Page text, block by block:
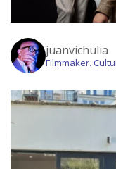
juanvichulia
Filmmaker.